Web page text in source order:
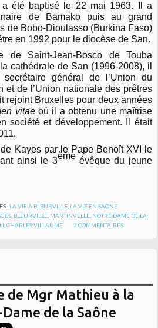
a été baptisé le 22 mai 1963. Il a
de Bamako puis au grand
de Bobo-Dioulasso (Burkina Faso)
en 1992 pour le diocèse de San.
de Saint-Jean-Bosco de Touba
cathédrale de San (1996-2008), il
général de l’Union du
et de l’Union nationale des prêtres
rejoint Bruxelles pour deux années
vitae où il a obtenu une maîtrise
société et développement. Il était
de Kayes par le Pape Benoît XVI le
ainsi le 3ème évêque du jeune
: LA VIE À BLEURVILLE, LA VIE EN SAÔNE
BLEURVILLE MARTINVELLE NOTRE DAME DE LA
,CHARLES VILLAUME 2 COMMENTAIRES
de Mgr Mathieu à la
de la Saône